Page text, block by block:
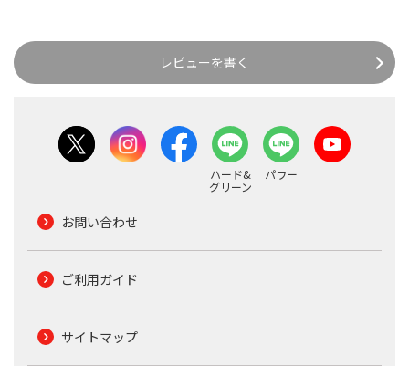
レビューを書く
ハード&
グリーン
パワー
お問い合わせ
ご利用ガイド
サイトマップ